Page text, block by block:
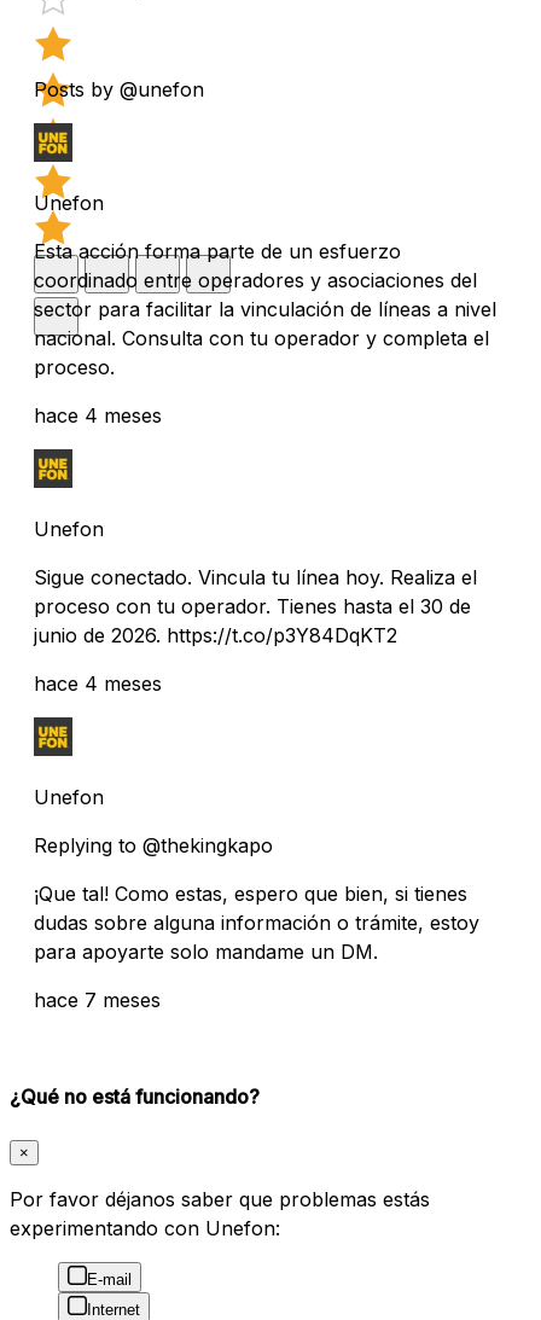
Posts by @unefon
Unefon
Esta acción forma parte de un esfuerzo
coordinado entre operadores y asociaciones del
sector para facilitar la vinculación de líneas a nivel
nacional. Consulta con tu operador y completa el
proceso.
hace 4 meses
Unefon
Sigue conectado. Vincula tu línea hoy. Realiza el
proceso con tu operador. Tienes hasta el 30 de
junio de 2026. https://t.co/p3Y84DqKT2
hace 4 meses
Unefon
Replying to @thekingkapo
¡Que tal! Como estas, espero que bien, si tienes
dudas sobre alguna información o trámite, estoy
para apoyarte solo mandame un DM.
hace 7 meses
¿Qué no está funcionando?
×
Por favor déjanos saber que problemas estás
experimentando con Unefon:
E-mail
Internet